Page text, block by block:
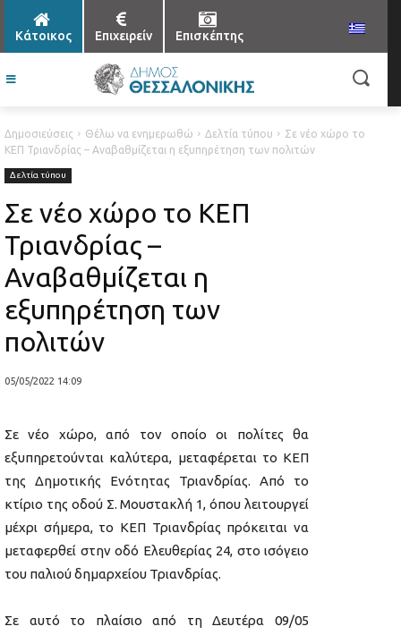
Κάτοικος Επιχειρείν Επισκέπτης
Δημοσιεύσεις Θέλω να ενημερωθώ Δελτία τύπου
Σε νέο χώρο το
ΚΕΠ Τριανδρίας – Αναβαθμίζεται η εξυπηρέτηση των πολιτών
Δελτία τύπου
Σε νέο χώρο το ΚΕΠ
Τριανδρίας –
Αναβαθμίζεται η
εξυπηρέτηση των
πολιτών
05/05/2022 14:09
Σε νέο χώρο, από τον οποίο οι πολίτες θα
εξυπηρετούνται καλύτερα, μεταφέρεται το ΚΕΠ
της Δημοτικής Ενότητας Τριανδρίας. Από το
κτίριο της οδού Σ. Μουστακλή 1, όπου λειτουργεί
μέχρι σήμερα, το ΚΕΠ Τριανδρίας πρόκειται να
μεταφερθεί στην οδό Ελευθερίας 24, στο ισόγειο
του παλιού δημαρχείου Τριανδρίας.
Σε αυτό το πλαίσιο από τη Δευτέρα 09/05